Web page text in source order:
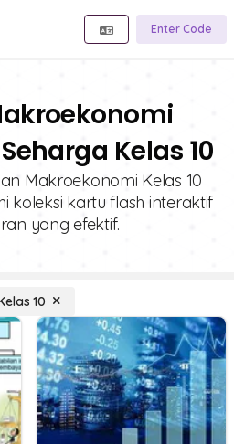
Enter Code
Kelas 10
Makroekonomi Kelas 10
koleksi kartu flash interaktif
yang efektif.
10